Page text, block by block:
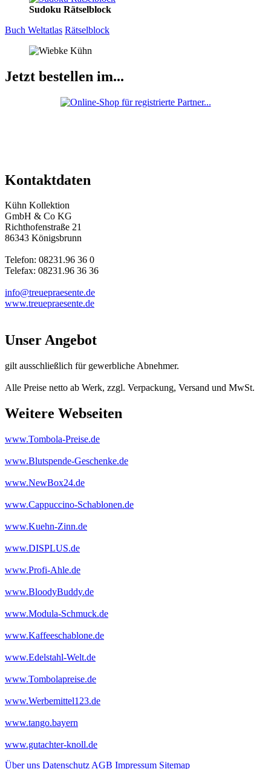
Sudoku Rätselblock
Buch Weltatlas Rätselblock
Jetzt bestellen im...
Kontaktdaten
Kühn Kollektion
GmbH & Co KG
Richthofenstraße 21
86343 Königsbrunn
Telefon: 08231.96 36 0
Telefax: 08231.96 36 36
info@treuepraesente.de
www.treuepraesente.de
Unser Angebot
gilt ausschließlich für gewerbliche Abnehmer.
Alle Preise netto ab Werk, zzgl. Verpackung, Versand und MwSt.
Weitere Webseiten
www.Tombola-Preise.de
www.Blutspende-Geschenke.de
www.NewBox24.de
www.Cappuccino-Schablonen.de
www.Kuehn-Zinn.de
www.DISPLUS.de
www.Profi-Ahle.de
www.BloodyBuddy.de
www.Modula-Schmuck.de
www.Kaffeeschablone.de
www.Edelstahl-Welt.de
www.Tombolapreise.de
www.Werbemittel123.de
www.tango.bayern
www.gutachter-knoll.de
Über uns Datenschutz AGB Impressum Sitemap